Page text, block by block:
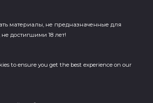
материалы, не предназначенные для
достигшими 18 лет!
to ensure you get the best experience on our